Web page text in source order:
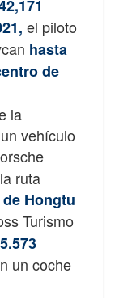
el piloto
hasta
de
la
vehículo
ruta
Hongtu
Turismo
un coche